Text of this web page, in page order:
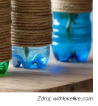
Zdroj: withlovelive.com